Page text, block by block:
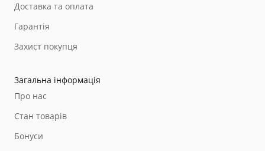
Доставка та оплата
Гарантія
Захист покупця
Загальна інформація
Про нас
Стан товарів
Бонуси